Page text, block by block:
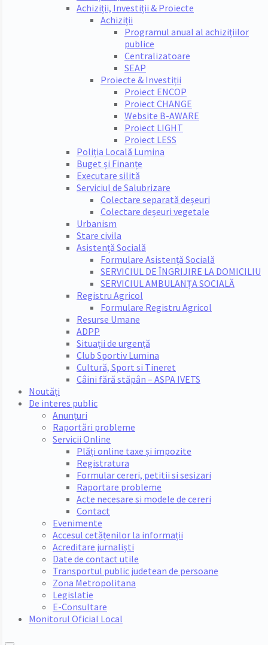
Achiziții, Investiții & Proiecte
Achiziții
Programul anual al achizițiilor
publice
Centralizatoare
SEAP
Proiecte & Investiții
Proiect ENCOP
Proiect CHANGE
Website B-AWARE
Proiect LIGHT
Proiect LESS
Poliția Locală Lumina
Buget și Finanțe
Executare silită
Serviciul de Salubrizare
Colectare separată deșeuri
Colectare deșeuri vegetale
Urbanism
Stare civila
Asistență Socială
Formulare Asistență Socială
SERVICIUL DE ÎNGRIJIRE LA DOMICILIU
SERVICIUL AMBULANȚA SOCIALĂ
Registru Agricol
Formulare Registru Agricol
Resurse Umane
ADPP
Situații de urgență
Club Sportiv Lumina
Cultură, Sport si Tineret
Câini fără stăpân – ASPA IVETS
Noutăți
De interes public
Anunțuri
Raportări probleme
Servicii Online
Plăți online taxe și impozite
Registratura
Formular cereri, petitii si sesizari
Raportare probleme
Acte necesare si modele de cereri
Contact
Evenimente
Accesul cetățenilor la informații
Acreditare jurnaliști
Date de contact utile
Transportul public judetean de persoane
Zona Metropolitana
Legislatie
E-Consultare
Monitorul Oficial Local